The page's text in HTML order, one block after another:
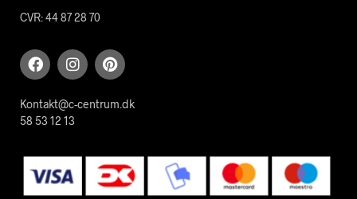
CVR: 44 87 28 70
Kontakt@c-centrum.dk
58 53 12 13